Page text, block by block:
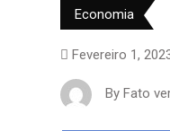
Economia
Fevereiro 1,
By Fato